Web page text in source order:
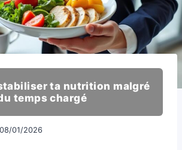
ta nutrition malgré
temps chargé
08/01/2026